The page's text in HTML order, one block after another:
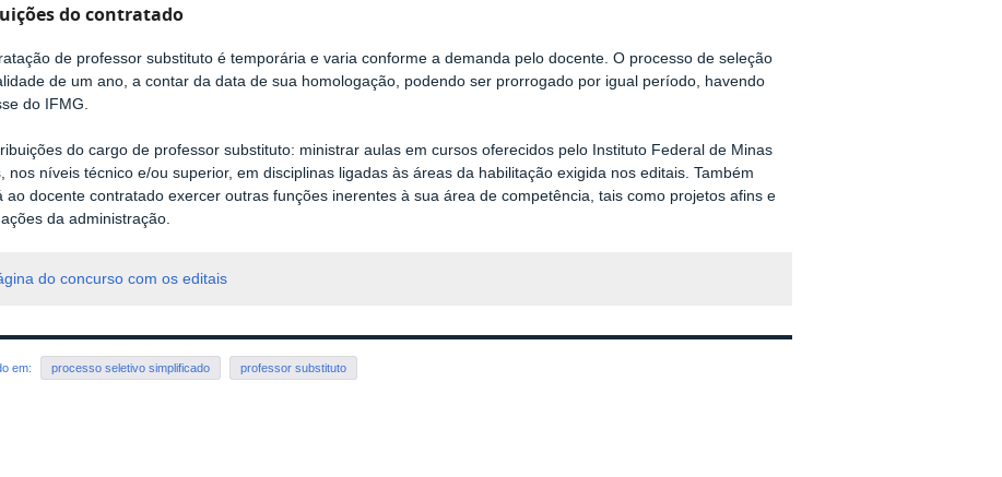
do contratado
de professor substituto é temporária e varia conforme a demanda pelo docente. O processo de seleção
de um ano, a contar da data de sua homologação, podendo ser prorrogado por igual período, havendo
do IFMG.
do cargo de professor substituto: ministrar aulas em cursos oferecidos pelo Instituto Federal de Minas
nos níveis técnico e/ou superior, em disciplinas ligadas às áreas da habilitação exigida nos editais. Também
ao docente contratado exercer outras funções inerentes à sua área de competência, tais como projetos afins e
da administração.
do concurso com os editais
em: processo seletivo simplificado professor substituto